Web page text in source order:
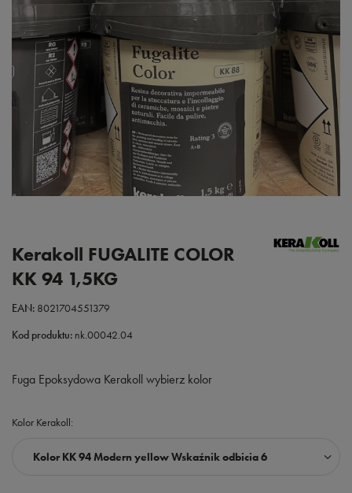
Kerakoll FUGALITE COLOR
KK 94 1,5KG
EAN: 8021704551379
Kod produktu: nk.00042.04
Fuga Epoksydowa Kerakoll wybierz kolor
Kolor Kerakoll
Kolor KK 94 Modern yellow Wskaźnik odbicia 6